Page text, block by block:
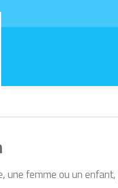
une femme ou un